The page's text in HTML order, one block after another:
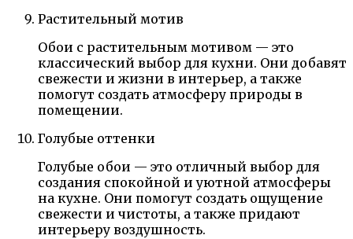
Растительный мотив
Обои с растительным мотивом — это
классический выбор для кухни. Они добавят
свежести и жизни в интерьер, а также
помогут создать атмосферу природы в
помещении.
Голубые оттенки
Голубые обои — это отличный выбор для
создания спокойной и уютной атмосферы
на кухне. Они помогут создать ощущение
свежести и чистоты, а также придают
интерьеру воздушность.